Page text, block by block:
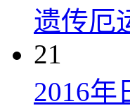
遗传厄
21
2016年